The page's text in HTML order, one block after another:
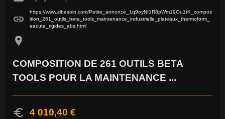
link
https://www.sibesoin.com/Petite_annonce_1q9oyNr1R8pWm19Ou1tK_compos
ition_261_outils_beta_tools_maintenance_industrielle_plateaux_thermoform_
eacute_rigides_abs.html
location_on
COMPOSITION DE 261 OUTILS BETA
TOOLS POUR LA MAINTENANCE ...
euro 4 010,40 €